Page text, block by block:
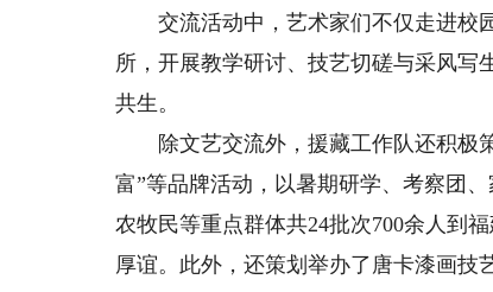
交流活动中，艺术家们不仅走进校园
所，开展教学研讨、技艺切磋与采风写
共生。
除文艺交流外，援藏工作队还积极策
富”等品牌活动，以暑期研学、考察团
农牧民等重点群体共24批次700余人到
厚谊。此外，还策划举办了唐卡漆画技